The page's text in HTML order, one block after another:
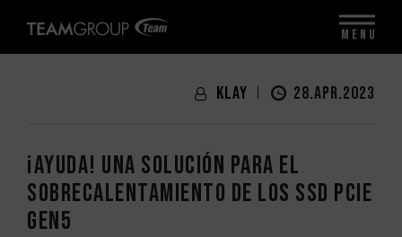
Klay 28.APR.2023
¡Ayuda! Una solución para el
sobrecalentamiento de los SSD PCIe
Gen5
MENU